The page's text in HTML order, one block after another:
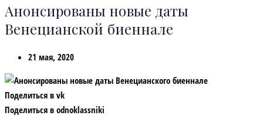
Анонсированы новые даты
Венецианской биеннале
21 мая, 2020
Поделиться в vk
Поделиться в odnoklassniki